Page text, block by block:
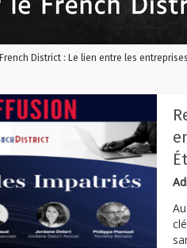
French District : Le lien entre les